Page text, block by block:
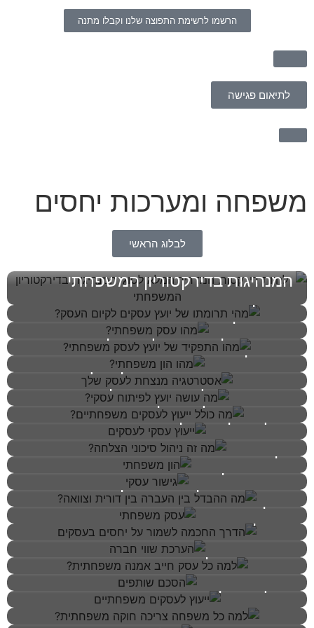
הרשמו לרשימת התפוצה שלנו וקבלו מתנה
לתיאום פגישה
משפחה ומערכות יחסים
לבלוג הראשי
להיות דירקטור: המדריך המלא לסוגי
המנהיגות בדירקטוריון המשפחתי
מהי תרומתו של יועץ עסקים לקיום
מהו עסק משפחתי?
מהו התפקיד של יועץ לעסק משפחתי?
מהו הון משפחתי?
אסטרטגיה מנצחת לעסק שלך
מה עושה יועץ לפיתוח עסקי?
מה כולל ייעוץ לעסקים משפחתיים?
ייעוץ עסקי לעסקים
מה זה ניהול סיכוני הצלחה?
הון משפחתי
גישור עסקי
מה ההבדל בין העברה בין דורית וצוואה?
עסק משפחתי
הדרך החכמה לשמור על יחסים
בעסקים
הערכת שווי חברה
למה כל עסק חייב אמנה משפחתית?
הסכם שותפים
ייעוץ לעסקים משפחתיים
למה כל משפחה צריכה חוקה
משפחתית?
ניהול סיכונים